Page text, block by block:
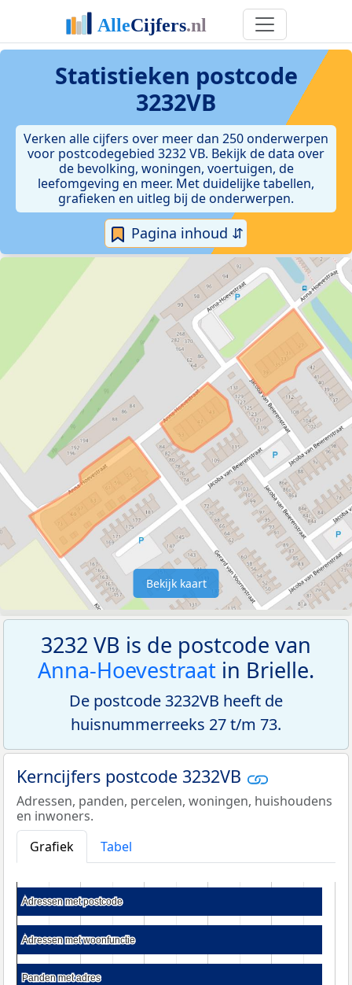
Statistieken postcode
3232VB
Verken alle cijfers over meer dan 250 onderwerpen
voor postcodegebied 3232 VB. Bekijk de data over
de bevolking, woningen, voertuigen, de
leefomgeving en meer. Met duidelijke tabellen,
grafieken en uitleg bij de onderwerpen.
Pagina inhoud ⇵
Bekijk kaart
3232 VB is de postcode van
Anna-Hoevestraat in Brielle.
De postcode 3232VB heeft de
huisnummerreeks 27 t/m 73.
Kerncijfers postcode 3232VB
Adressen, panden, percelen, woningen, huishoudens
en inwoners.
Grafiek
Tabel
Adressen met postcode
Adressen met postcode
Adressen met woonfunctie
Adressen met woonfunctie
Panden met adres
Panden met adres